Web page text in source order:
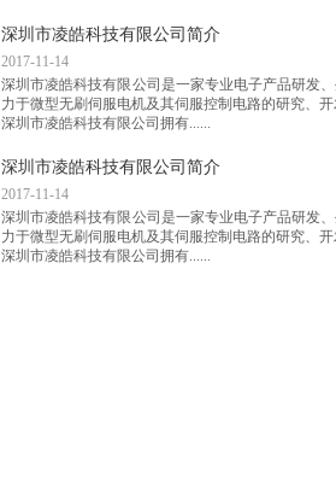
深圳市凌皓科技有限公司简介
2017-11-14
深圳市凌皓科技有限公司是一家专业电子产品研发
力于微型无刷伺服电机及其伺服控制电路的研究、
深圳市凌皓科技有限公司拥有......
深圳市凌皓科技有限公司简介
2017-11-14
深圳市凌皓科技有限公司是一家专业电子产品研发
力于微型无刷伺服电机及其伺服控制电路的研究、
深圳市凌皓科技有限公司拥有......